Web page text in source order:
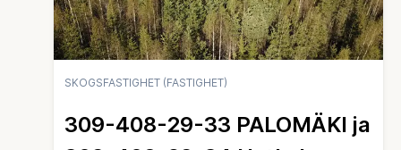
SKOGSFASTIGHET (FASTIGHET)
309-408-29-33 PALOMÄKI ja